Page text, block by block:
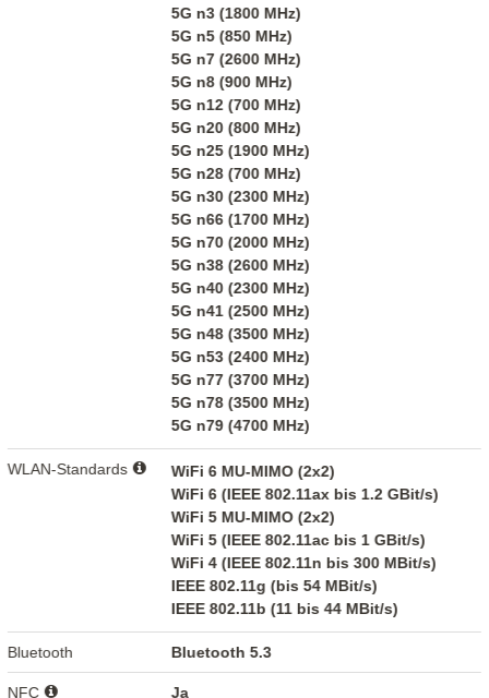
5G n3 (1800 MHz)
5G n5 (850 MHz)
5G n7 (2600 MHz)
5G n8 (900 MHz)
5G n12 (700 MHz)
5G n20 (800 MHz)
5G n25 (1900 MHz)
5G n28 (700 MHz)
5G n30 (2300 MHz)
5G n66 (1700 MHz)
5G n70 (2000 MHz)
5G n38 (2600 MHz)
5G n40 (2300 MHz)
5G n41 (2500 MHz)
5G n48 (3500 MHz)
5G n53 (2400 MHz)
5G n77 (3700 MHz)
5G n78 (3500 MHz)
5G n79 (4700 MHz)
WLAN-Standards
WiFi 6 MU-MIMO (2x2)
WiFi 6 (IEEE 802.11ax bis 1.2 GBit/s)
WiFi 5 MU-MIMO (2x2)
WiFi 5 (IEEE 802.11ac bis 1 GBit/s)
WiFi 4 (IEEE 802.11n bis 300 MBit/s)
IEEE 802.11g (bis 54 MBit/s)
IEEE 802.11b (11 bis 44 MBit/s)
Bluetooth Bluetooth 5.3
NFC Ja